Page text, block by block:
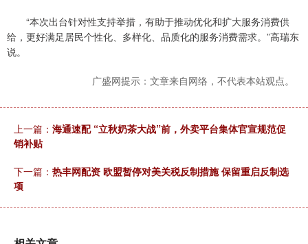
“本次出台针对性支持举措，有助于推动优化和扩大服务消费供
给，更好满足居民个性化、多样化、品质化的服务消费需求。”高瑞东
说。
广盛网提示：文章来自网络，不代表本站观点。
上一篇： 海通速配 “立秋奶茶大战”前，外卖平台集体官宣规范促
销补贴
下一篇： 热丰网配资 欧盟暂停对美关税反制措施 保留重启反制选
项